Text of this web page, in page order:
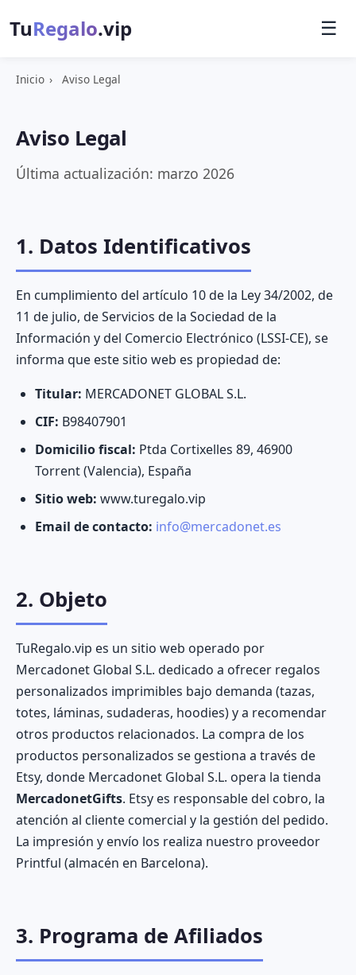
TuRegalo.vip ☰
Inicio › Aviso Legal
Aviso Legal
Última actualización: marzo 2026
1. Datos Identificativos
En cumplimiento del artículo 10 de la Ley 34/2002, de
11 de julio, de Servicios de la Sociedad de la
Información y del Comercio Electrónico (LSSI-CE), se
informa que este sitio web es propiedad de:
Titular: MERCADONET GLOBAL S.L.
CIF: B98407901
Domicilio fiscal: Ptda Cortixelles 89, 46900
Torrent (Valencia), España
Sitio web: www.turegalo.vip
Email de contacto: info@mercadonet.es
2. Objeto
TuRegalo.vip es un sitio web operado por
Mercadonet Global S.L. dedicado a ofrecer regalos
personalizados imprimibles bajo demanda (tazas,
totes, láminas, sudaderas, hoodies) y a recomendar
otros productos relacionados. La compra de los
productos personalizados se gestiona a través de
Etsy, donde Mercadonet Global S.L. opera la tienda
MercadonetGifts. Etsy es responsable del cobro, la
atención al cliente comercial y la gestión del pedido.
La impresión y envío los realiza nuestro proveedor
Printful (almacén en Barcelona).
3. Programa de Afiliados